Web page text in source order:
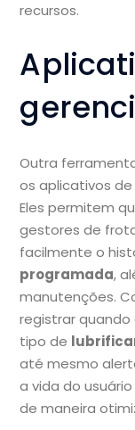
recursos.
Outra
os aplicativos
Eles permitem
gestores de
facilmente o
programada,
manutenções.
registrar
tipo de
até mesmo
a vida do
de maneira